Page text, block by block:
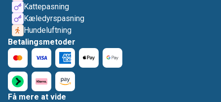
Kattepasning
Kæledyrspasning
Hundeluftning
Betalingsmetoder
Få mere at vide